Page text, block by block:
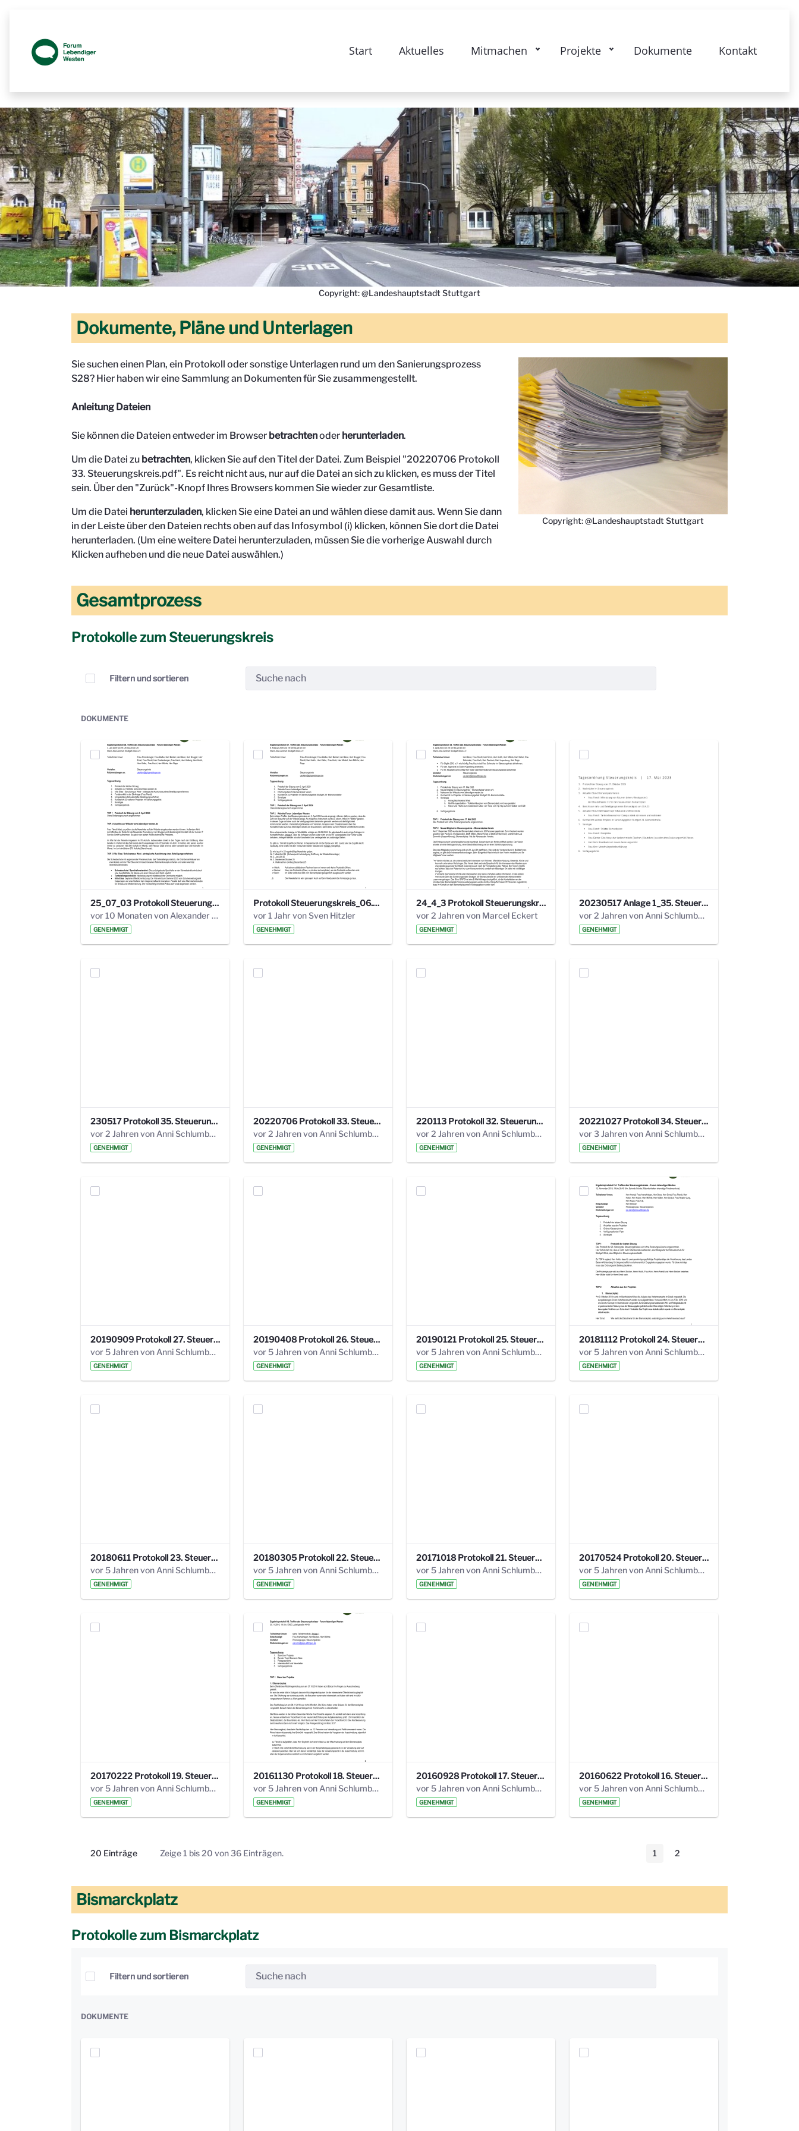
Start Aktuelles Mitmachen Projekte Dokumente Kontakt
Copyright: @Landeshauptstadt Stuttgart
Dokumente, Pläne und Unterlagen
Sie suchen einen Plan, ein Protokoll oder sonstige Unterlagen rund um den Sanierungsprozess
S28? Hier haben wir eine Sammlung an Dokumenten für Sie zusammengestellt.
Anleitung Dateien
Sie können die Dateien entweder im Browser betrachtenoder herunterladen.
Um die Datei zu betrachten, klicken Sie auf den Titel der Datei. Zum Beispiel "20220706 Protokoll
33. Steuerungskreis.pdf". Es reicht nicht aus, nur auf die Datei an sich zu klicken, es muss der Titel
sein. Über den "Zurück"-Knopf Ihres Browsers kommen Sie wieder zur Gesamtliste.
Um die Datei herunterzuladen, klicken Sie eine Datei an und wählen diese damit aus. Wenn Sie dann
in der Leiste über den Dateien rechts oben auf das Infosymbol (i) klicken, können Sie dort die Datei
herunterladen. (Um eine weitere Datei herunterzuladen, müssen Sie die vorherige Auswahl durch
Klicken aufheben und die neue Datei auswählen.)
Copyright: @Landeshauptstadt Stuttgart
Gesamtprozess
Protokolle zum Steuerungskreis
Elemente auswählen
Filtern und sortieren
DOKUMENTE
25_07_03 Protokoll Steuerungskreis.pdf
vor 10 Monaten von Alexander Orlowski
GENEHMIGT
Protokoll Steuerungskreis_06.02.2025 .pdf
vor 1 Jahr von Sven Hitzler
GENEHMIGT
24_4_3 Protokoll Steuerungskreis.pdf
vor 2 Jahren von Marcel Eckert
GENEHMIGT
20230517 Anlage 1_35. Steuerungskreis.pdf
vor 2 Jahren von Anni Schlumberger
GENEHMIGT
230517 Protokoll 35. Steuerungskreis.pdf
vor 2 Jahren von Anni Schlumberger
GENEHMIGT
20220706 Protokoll 33. Steuerungskreis.pdf
vor 2 Jahren von Anni Schlumberger
GENEHMIGT
220113 Protokoll 32. Steuerungskreis.pdf
vor 2 Jahren von Anni Schlumberger
GENEHMIGT
20221027 Protokoll 34. Steuerungskreis.pdf
vor 3 Jahren von Anni Schlumberger
GENEHMIGT
20190909 Protokoll 27. Steuerungskreis.pdf
vor 5 Jahren von Anni Schlumberger
GENEHMIGT
20190408 Protokoll 26. Steuerungskreis.pdf
vor 5 Jahren von Anni Schlumberger
GENEHMIGT
20190121 Protokoll 25. Steuerungskreis.pdf
vor 5 Jahren von Anni Schlumberger
GENEHMIGT
20181112 Protokoll 24. Steuerungskreis.pdf
vor 5 Jahren von Anni Schlumberger
GENEHMIGT
20180611 Protokoll 23. Steuerungskreis.pdf
vor 5 Jahren von Anni Schlumberger
GENEHMIGT
20180305 Protokoll 22. Steuerungskreis.pdf
vor 5 Jahren von Anni Schlumberger
GENEHMIGT
20171018 Protokoll 21. Steuerungskreis.pdf
vor 5 Jahren von Anni Schlumberger
GENEHMIGT
20170524 Protokoll 20. Steuerungskreis.pdf
vor 5 Jahren von Anni Schlumberger
GENEHMIGT
20170222 Protokoll 19. Steuerungskreis.pdf
vor 5 Jahren von Anni Schlumberger
GENEHMIGT
20161130 Protokoll 18. Steuerungskreis.pdf
vor 5 Jahren von Anni Schlumberger
GENEHMIGT
20160928 Protokoll 17. Steuerungskreis.pdf
vor 5 Jahren von Anni Schlumberger
GENEHMIGT
20160622 Protokoll 16. Steuerungskreis.pdf
vor 5 Jahren von Anni Schlumberger
GENEHMIGT
20 Einträge
Pro Seite Zeige 1 bis 20 von 36 Einträgen. Seite
1 Seite
2
Bismarckplatz
Protokolle zum Bismarckplatz
Elemente auswählen
Filtern und sortieren
DOKUMENTE